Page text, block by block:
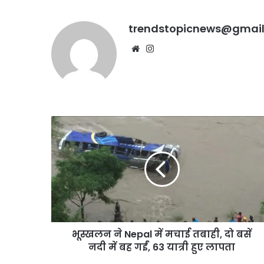
Website
भूस्खलन
ने
Nepal
में
मचाई
तबाही,
दो
बसें
नदी
भूस्खलन ने Nepal में मचाई तबाही, दो बसें
नदी में बह गईं, 63 यात्री हुए लापता
दिल्ली
योजना,
एक
करोड़
पौधे
जाएंगे
August 7, 2026
दिल्ली रिज संरक्षण हेतु चार
योजना, एक करोड़ पौधे